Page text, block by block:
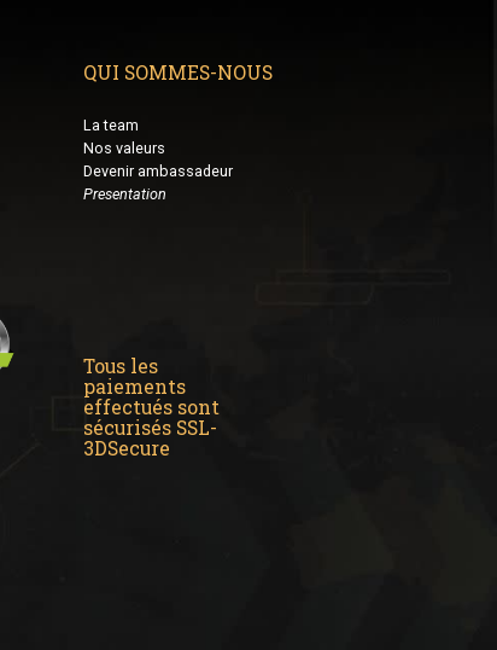
QUI SOMMES-NOUS
La team
Nos valeurs
Devenir ambassadeur
Presentation
Tous les
paiements
effectués sont
sécurisés SSL-
3DSecure